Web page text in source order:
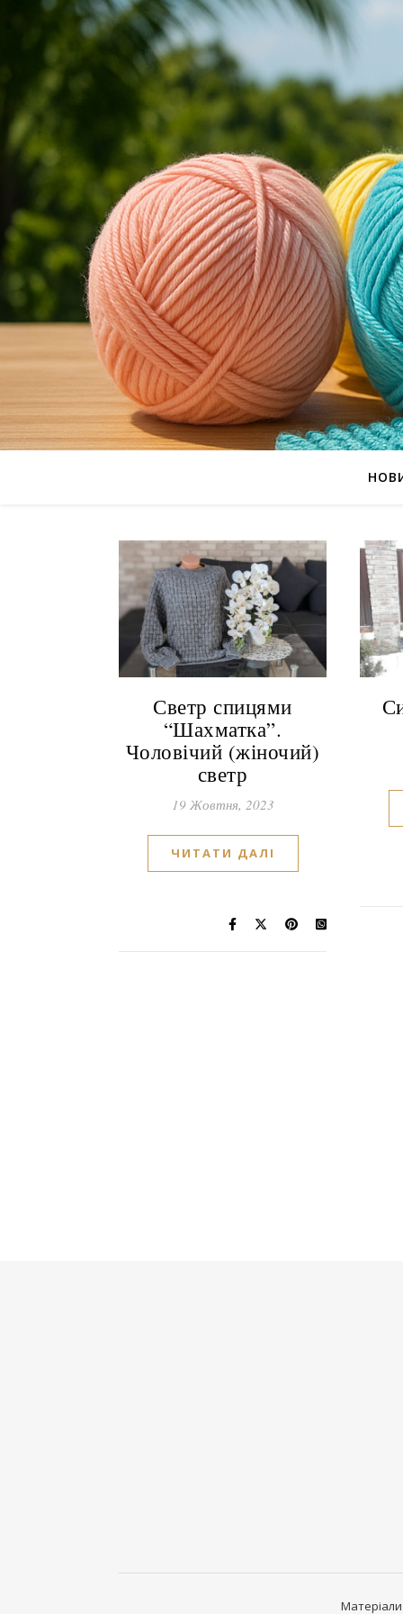
Светр спицями
“Шахматка”.
Чоловічий (жіночий)
светр
19 Жовтня, 2023
ЧИТАТИ ДАЛІ